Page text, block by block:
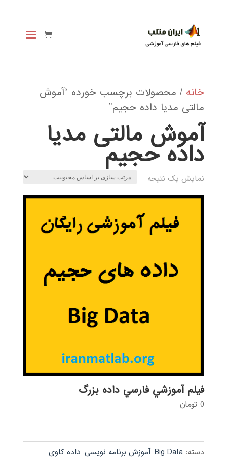
خانه / محصولات برچسب خورده “آموش
مالتی مدیا داده حجيم”
آموش مالتی مدیا
داده حجيم
نمایش یک نتیجه
فيلم آموزشي فارسي داده بزرگ
0 تومان
دسته: Big Data
,آموزش برنامه نویسی, داده کاوی